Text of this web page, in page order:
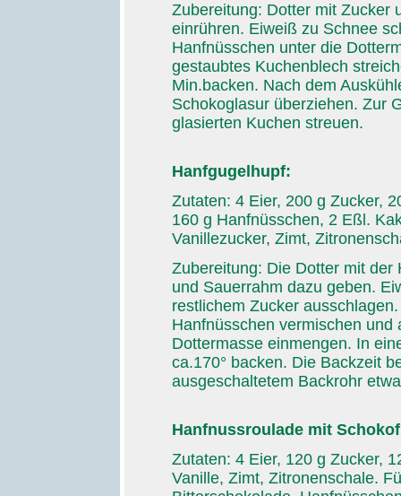
Zubereitung: Dotter mit Zucker
einrühren. Eiweiß zu Schnee
Hanfnüsschen unter die
gestaubtes Kuchenblech
Min.backen. Nach dem
Schokoglasur überziehen. Zur
glasierten Kuchen streuen.
Hanfgugelhupf:
Zutaten: 4 Eier, 200 g Zucker,
160 g Hanfnüsschen, 2 Eßl.
Vanillezucker, Zimt,
Zubereitung: Die Dotter mit
und Sauerrahm dazu geben.
restlichem Zucker
Hanfnüsschen vermischen
Dottermasse einmengen. In
ca.170° backen. Die Backzeit
ausgeschaltetem Backrohr
Hanfnussroulade mit
Zutaten: 4 Eier, 120 g Zucker,
Vanille, Zimt, Zitronenschale.